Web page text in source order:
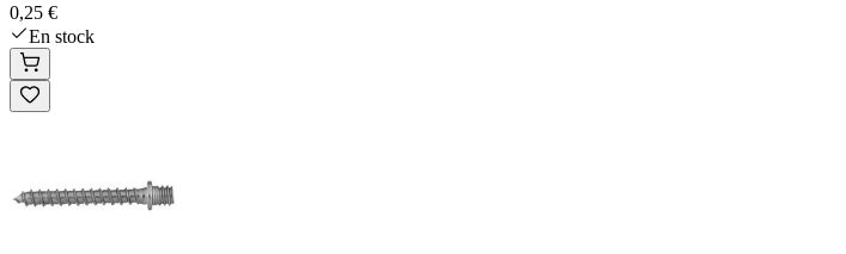
0,25 €
En stock